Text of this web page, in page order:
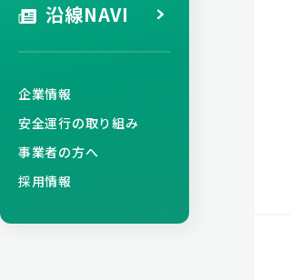
沿線NAVI
企業情報
安全運行の取り組み
事業者の方へ
採用情報